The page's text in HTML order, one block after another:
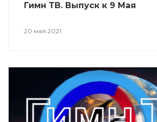
Гимн ТВ. Выпуск к 9 Мая
20 мая 2021